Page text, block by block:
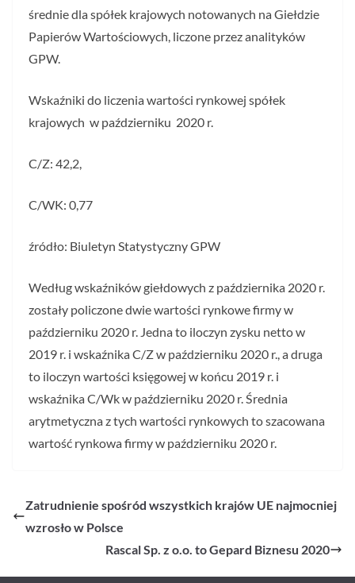
średnie dla spółek krajowych notowanych na Giełdzie
Papierów Wartościowych, liczone przez analityków
GPW.
Wskaźniki do liczenia wartości rynkowej spółek
krajowych w październiku 2020 r.
C/Z: 42,2,
C/WK: 0,77
źródło: Biuletyn Statystyczny GPW
Według wskaźników giełdowych z października 2020 r.
zostały policzone dwie wartości rynkowe firmy w
październiku 2020 r. Jedna to iloczyn zysku netto w
2019 r. i wskaźnika C/Z w październiku 2020 r., a druga
to iloczyn wartości księgowej w końcu 2019 r. i
wskaźnika C/Wk w październiku 2020 r. Średnia
arytmetyczna z tych wartości rynkowych to szacowana
wartość rynkowa firmy w październiku 2020 r.
Zatrudnienie spośród wszystkich krajów UE najmocniej
wzrosło w Polsce
Rascal Sp. z o.o. to Gepard Biznesu 2020